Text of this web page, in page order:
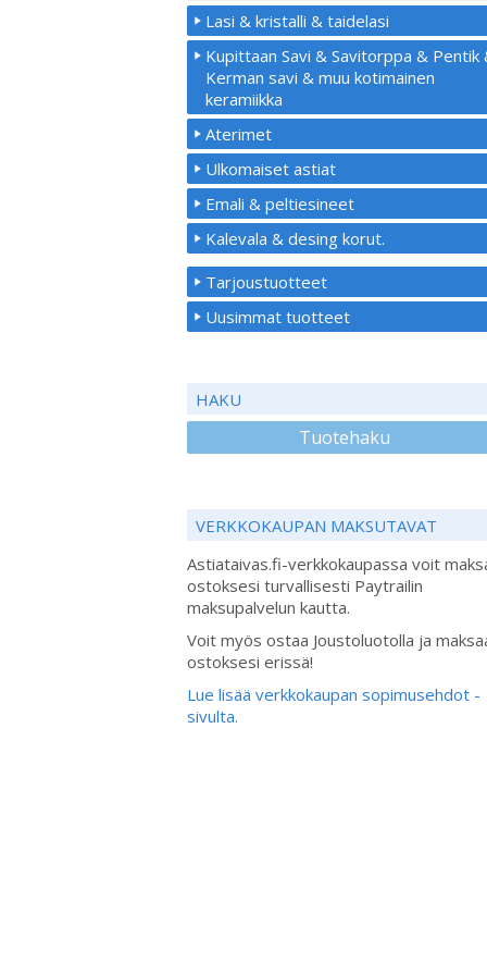
Lasi & kristalli & taidelasi
Kupittaan Savi & Savitorppa & Pentik
Kerman savi & muu kotimainen
keramiikka
Aterimet
Ulkomaiset astiat
Emali & peltiesineet
Kalevala & desing korut.
Tarjoustuotteet
Uusimmat tuotteet
HAKU
Tuotehaku
VERKKOKAUPAN MAKSUTAVAT
Astiataivas.fi-verkkokaupassa voit
ostoksesi turvallisesti Paytrailin
maksupalvelun kautta.
Voit myös ostaa Joustoluotolla ja
ostoksesi erissä!
Lue lisää verkkokaupan sopimusehdot -
sivulta.